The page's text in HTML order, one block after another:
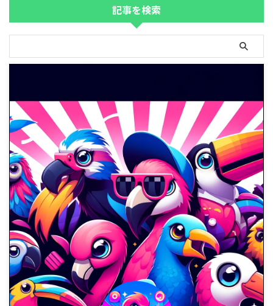
記事を検索